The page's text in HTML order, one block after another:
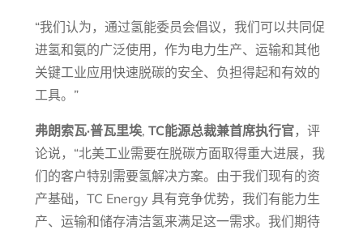
“我们认为，通过氢能委员会倡议，我们可以共同促
进氢和氨的广泛使用，作为电力生产、运输和其他
关键工业应用快速脱碳的安全、负担得起和有效的
工具。”
弗朗索瓦·普瓦里埃, TC能源总裁兼首席执行官，评
论说，“北美工业需要在脱碳方面取得重大进展，我
们的客户特别需要氢解决方案。由于我们现有的资
产基础，TC Energy 具有竞争优势，我们有能力生
产、运输和储存清洁氢来满足这一需求。我们期待